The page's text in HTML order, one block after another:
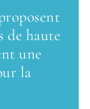
de haute
une
la